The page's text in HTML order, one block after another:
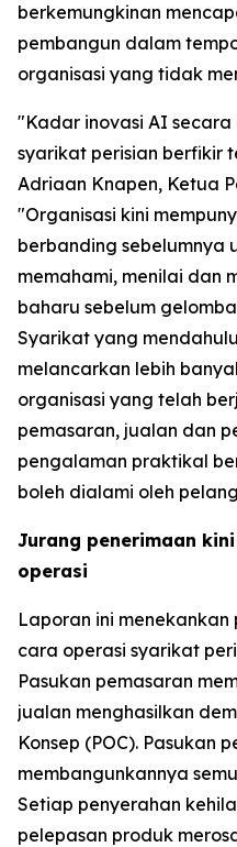
berkemungkinan
pembangun dalam
organisasi yang tidak
"Kadar inovasi AI
syarikat perisian berfikir
Adriaan Knapen, Ketua
"Organisasi kini
berbanding sebelumnya
memahami, menilai dan
baharu sebelum
Syarikat yang
melancarkan lebih
organisasi yang telah
pemasaran, jualan dan
pengalaman praktikal
boleh dialami oleh
Jurang penerimaan
operasi
Laporan ini
cara operasi syarikat
Pasukan pemasaran
jualan menghasilkan
Konsep (POC). Pasukan
membangunkannya
Setiap penyerahan
pelepasan produk